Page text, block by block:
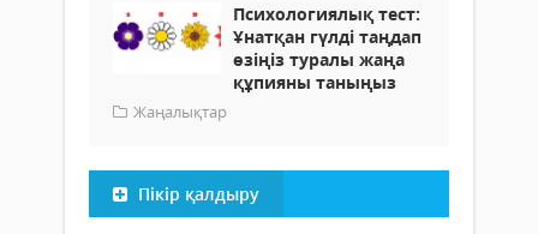
Психологиялық тест:
Ұнатқан гүлді таңдап
өзіңіз туралы жаңа
құпияны таныңыз
Жаңалықтар
Пікір қалдыру